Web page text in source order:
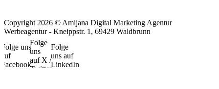
Copyright 2026 © Amijana Digital Marketing Agentur
Werbeagentur - Kneippstr. 1, 69429 Waldbrunn
Folge uns
auf
Facebook
Folge
uns
auf X /
Twitter
Folge
uns auf
LinkedIn